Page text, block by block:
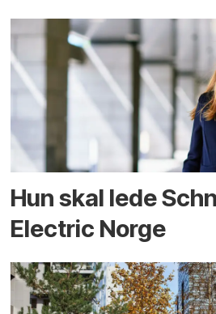
Hun skal lede
Electric Norge